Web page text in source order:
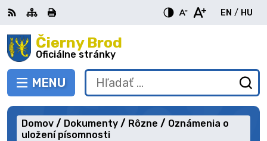
Preskočiť
na
obsah Čierny Brod
Oficiálne stránky
PREPNÚŤ
MENU
RSS MapaTlačiť
EN
English
/ HU
Hľadať:
Domov Dokumenty Rôzne
Oznámenia o
uložení písomnosti